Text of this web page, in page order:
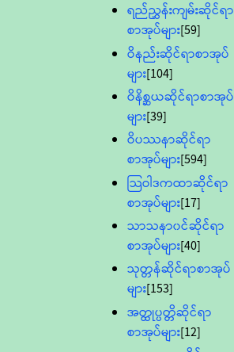
ရည်ညွှန်းကျမ်းဆိုင်ရာ
စာအုပ်များ[59]
ဝိနည်းဆိုင်ရာစာအုပ်
များ[104]
ဝိနိစ္ဆယဆိုင်ရာစာအုပ်
များ[39]
ဝိပဿနာဆိုင်ရာ
စာအုပ်များ[594]
သြဝါဒကထာဆိုင်ရာ
စာအုပ်များ[17]
သာသနာ၀င်ဆိုင်ရာ
စာအုပ်များ[40]
သုတ္တန်ဆိုင်ရာစာအုပ်
များ[153]
အတ္ထုပ္ပတ္တိဆိုင်ရာ
စာအုပ်များ[12]